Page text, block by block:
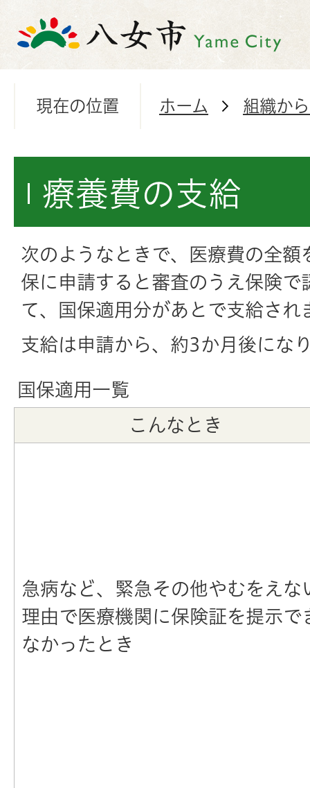
現在の位置 ホーム 組織か
療養費の支給
次のようなときで、医療費の全額
保に申請すると審査のうえ保険で
て、国保適用分があとで支給され
支給は申請から、約3か月後にな
国保適用一覧
こんなとき
急病など、緊急その他やむをえな
理由で医療機関に保険証を提示で
なかったとき